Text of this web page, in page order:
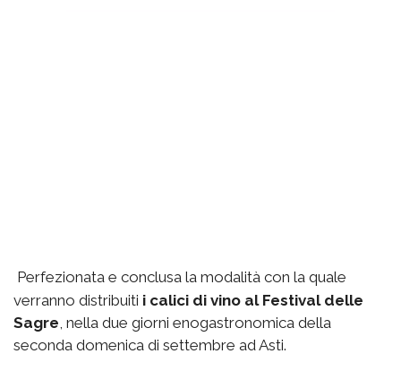
Perfezionata e conclusa la modalità con la quale
verranno distribuiti i calici di vino al Festival delle
Sagre, nella due giorni enogastronomica della
seconda domenica di settembre ad Asti.